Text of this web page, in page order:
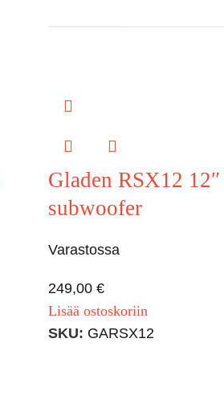
Gladen RSX12 12″
subwoofer
Varastossa
249,00 €
Lisää ostoskoriin
SKU: GARSX12